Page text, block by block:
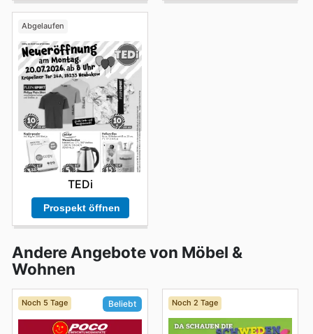
Abgelaufen
TEDi
Prospekt öffnen
Andere Angebote von Möbel &
Wohnen
Noch 5 Tage Beliebt Noch 2 Tage